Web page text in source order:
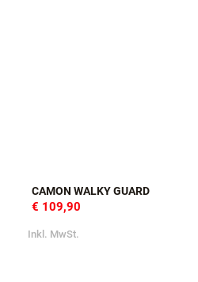
CAMON WALKY GUARD
€ 109,90
Inkl. MwSt.